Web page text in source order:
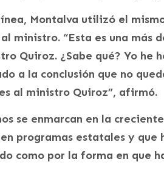
Montalva utilizó el
ministro. “Esta es una más
Quiroz. ¿Sabe qué? Yo he
a la conclusión que no
al ministro Quiroz”, afirmó.
se enmarcan en la
programas estatales y
como por la forma en que